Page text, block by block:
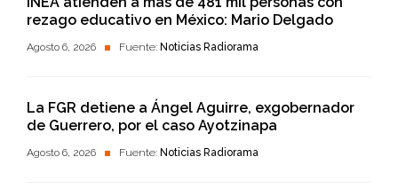
rezago educativo en México: Mario Delgado
Agosto 6, 2026 Fuente: Noticias Radiorama
La FGR detiene a Ángel Aguirre, exgobernador
de Guerrero, por el caso Ayotzinapa
Agosto 6, 2026 Fuente: Noticias Radiorama